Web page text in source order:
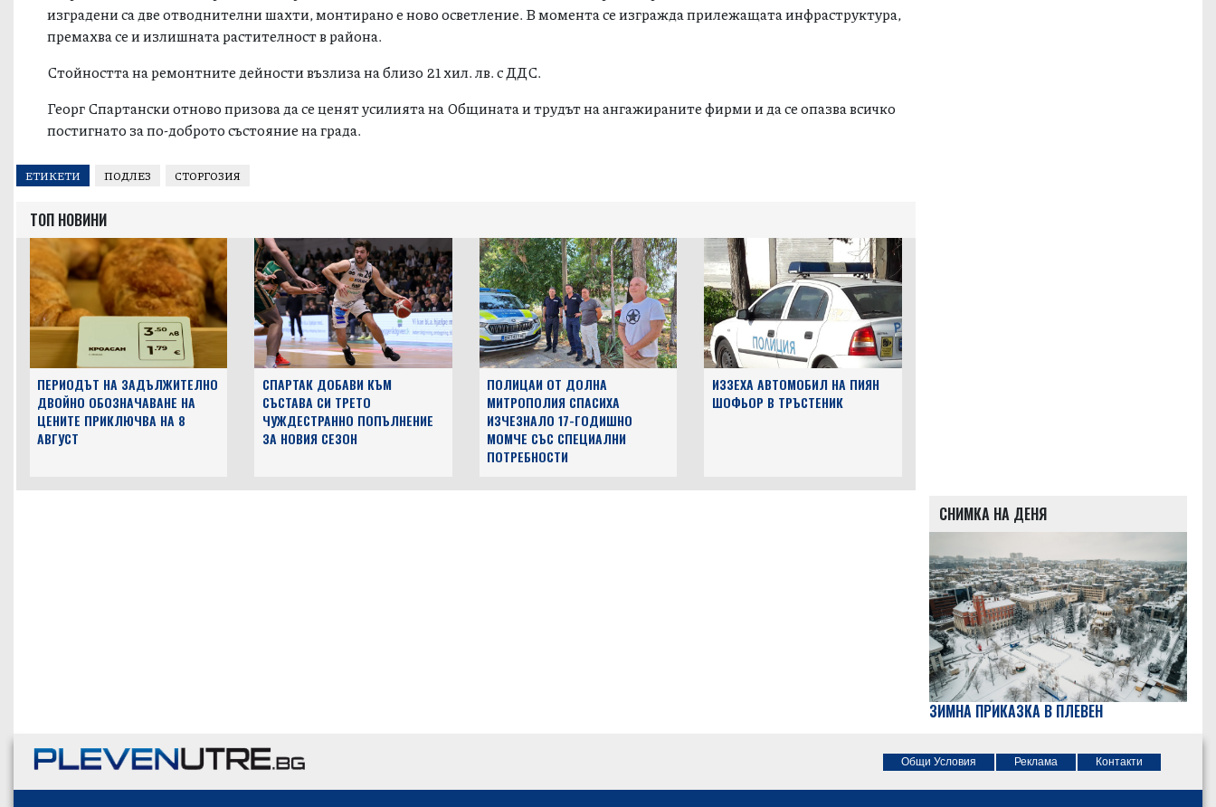
изградени са две отводнителни шахти, монтирано е ново осветление. В момента се изгражда прилежащата инфраструктура,
премахва се и излишната растителност в района.
Стойността на ремонтните дейности възлиза на близо 21 хил. лв. с ДДС.
Георг Спартански отново призова да се ценят усилията на Общината и трудът на ангажираните фирми и да се опазва всичко
постигнато за по-доброто състояние на града.
ЕТИКЕТИ ПОДЛЕЗ СТОРГОЗИЯ
ТОП НОВИНИ
ПЕРИОДЪТ НА ЗАДЪЛЖИТЕЛНО
ДВОЙНО ОБОЗНАЧАВАНЕ НА
ЦЕНИТЕ ПРИКЛЮЧВА НА 8
АВГУСТ
СПАРТАК ДОБАВИ КЪМ
СЪСТАВА СИ ТРЕТО
ЧУЖДЕСТРАННО ПОПЪЛНЕНИЕ
ЗА НОВИЯ СЕЗОН
ПОЛИЦАИ ОТ ДОЛНА
МИТРОПОЛИЯ СПАСИХА
ИЗЧЕЗНАЛО 17-ГОДИШНО
МОМЧЕ СЪС СПЕЦИАЛНИ
ПОТРЕБНОСТИ
ИЗЗЕХА АВТОМОБИЛ НА ПИЯН
ШОФЬОР В ТРЪСТЕНИК
СНИМКА НА ДЕНЯ
ЗИМНА ПРИКАЗКА В ПЛЕВЕН
Общи Условия Реклама Контакти